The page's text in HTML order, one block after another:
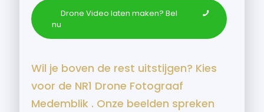
Drone Video laten maken? Bel
nu
Wil je boven de rest uitstijgen? Kies
voor de NR1 Drone Fotograaf
Medemblik . Onze beelden spreken